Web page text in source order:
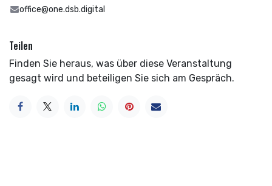
office@one.dsb.digital
Teilen
Finden Sie heraus, was über diese Veranstaltung
gesagt wird und beteiligen Sie sich am Gespräch.